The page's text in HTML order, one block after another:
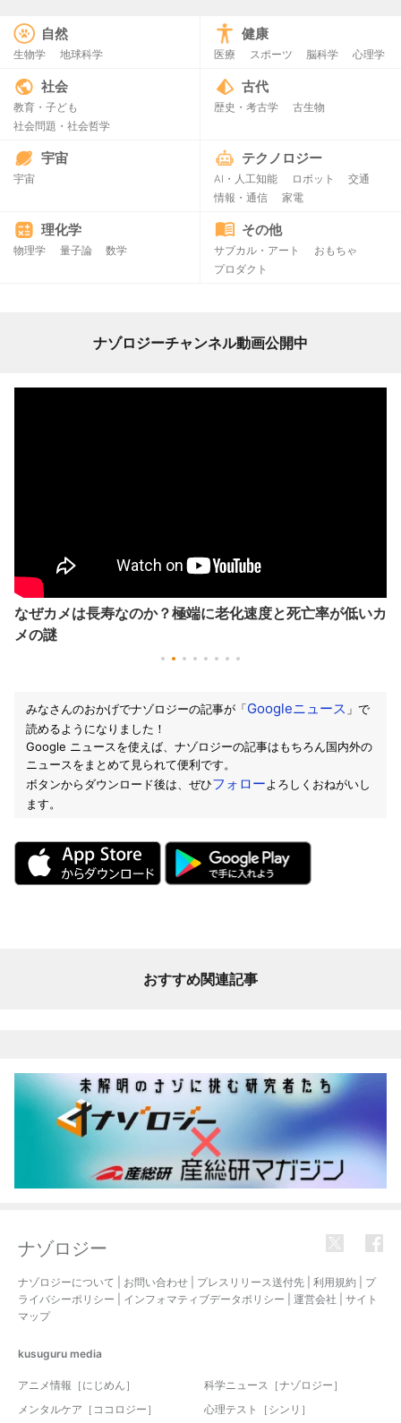
自然
生物学 地球科学
健康
医療 スポーツ 脳科学 心理学
社会
教育・子ども
社会問題・社会哲学
古代
歴史・考古学 古生物
宇宙
宇宙
テクノロジー
AI・人工知能 ロボット
交通
情報・通信
家電
理化学
物理学 量子論 数学
その他
サブカル・アート
おもちゃ
プロダクト
ナゾロジーチャンネル動画公開中
なぜカメは長寿なのか？極端に老化速度と死亡率が低いカ
メの謎
みなさんのおかげでナゾロジーの記事が「Googleニュース 」で
読めるようになりました！
Google ニュースを使えば、ナゾロジーの記事はもちろん国内外の
ニュースをまとめて見られて便利です。
ボタンからダウンロード後は、ぜひフォローよろしくおねがいし
ます。
おすすめ関連記事
ナゾロジー
ナゾロジーについて お問い合わせ プレスリリース送付先 利用規約
プ
ライバシーポリシー
インフォマティブデータポリシー 運営会社
サイト
マップ
kusuguru media
アニメ情報［にじめん］
科学ニュース［ナゾロジー］
メンタルケア［ココロジー］
心理テスト［シンリ］